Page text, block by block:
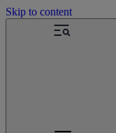
Skip to content